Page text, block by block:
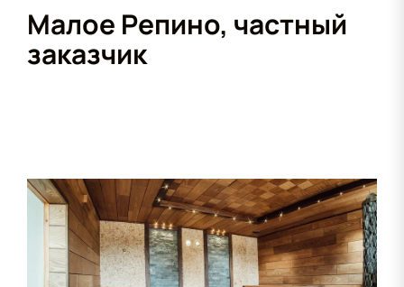
Малое Репино, частный
заказчик